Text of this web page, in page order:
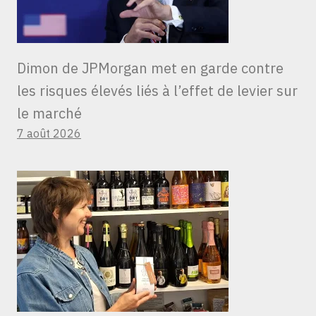
Dimon de JPMorgan met en garde contre
les risques élevés liés à l’effet de levier sur
le marché
7 août 2026